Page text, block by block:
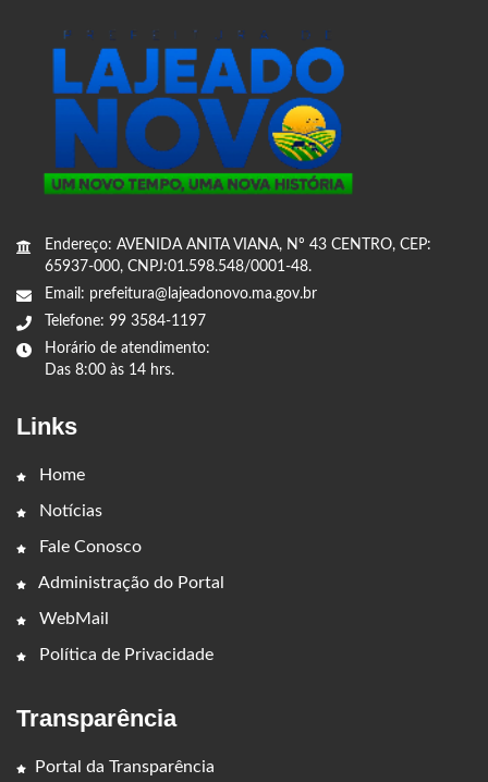
Endereço: AVENIDA ANITA VIANA, Nº 43 CENTRO, CEP:
65937-000, CNPJ:01.598.548/0001-48.
Email: prefeitura@lajeadonovo.ma.gov.br
Telefone: 99 3584-1197
Horário de atendimento:
Das 8:00 às 14 hrs.
Links
Home
Notícias
Fale Conosco
Administração do Portal
WebMail
Política de Privacidade
Transparência
Portal da Transparência